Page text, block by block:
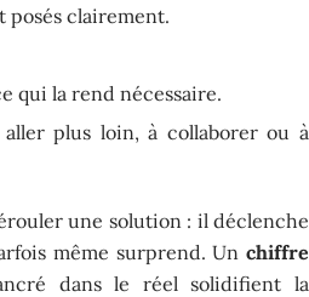
posés clairement.
qui la rend nécessaire.
plus loin, à collaborer ou à
une solution : il déclenche
même surprend. Un chiffre
dans le réel solidifient la